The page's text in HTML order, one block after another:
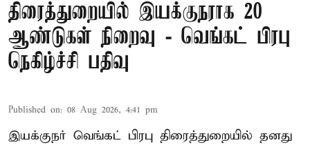
திரைத்துறையில் இயக்குநராக 20
ஆண்டுகள் நிறைவு - வெங்கட் பிரபு
நெகிழ்ச்சி பதிவு
Published on: 08 Aug 2026, 4:41 pm
இயக்குநர் வெங்கட் பிரபு திரைத்துறையில் தனது